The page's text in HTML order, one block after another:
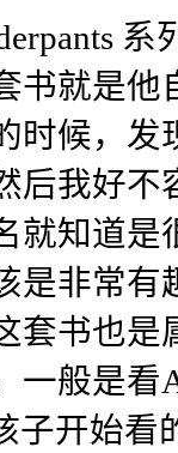
书就是他
时候，
后我好
就知道
是非常
套书也
一般是看
子开始